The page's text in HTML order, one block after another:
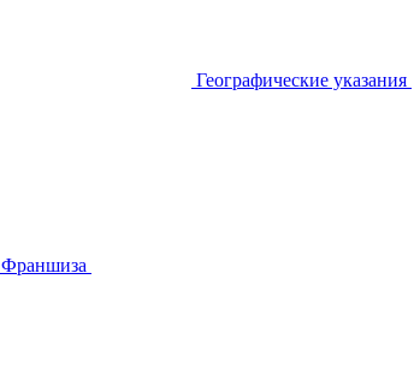
Географические указания
Франшиза